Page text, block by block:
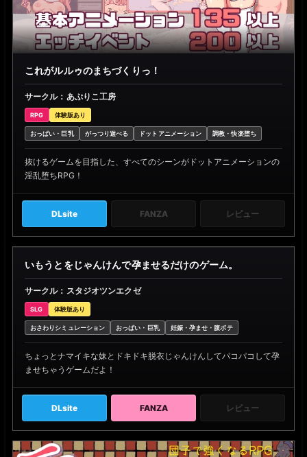
これがルルゥのまちづくりっ！
サークル：あぷりこ工房
RPG 体験版あり
おっぱい・巨乳 がっつり遊べる ドットアニメーション 調教・快楽堕ち
抜けるゲームを目指した、すべてのシーンがドットアニメーションの
淫乱堕ちRPG！
DLsite FANZA レビュー
いもうとをじゃんけんで孕ませるだけのゲーム。
サークル：スタジオツンエクゼ
SLG 体験版あり
おさわりシミュレーション おっぱい・巨乳 妊娠・孕ませ・腹ボテ
ちょっとナマイキな妹とドキドキ脱衣じゃんけんしてパコパコして孕
ませちゃうゲームだよ！
DLsite FANZA レビュー